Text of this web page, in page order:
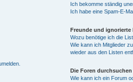
Ich bekomme ständig
Ich habe eine Spam-E-
Freunde und ignorierte
Wozu benötige ich die
Wie kann ich Mitglieder
wieder aus den Listen
Die Foren durchsuchen
Wie kann ich ein Forum